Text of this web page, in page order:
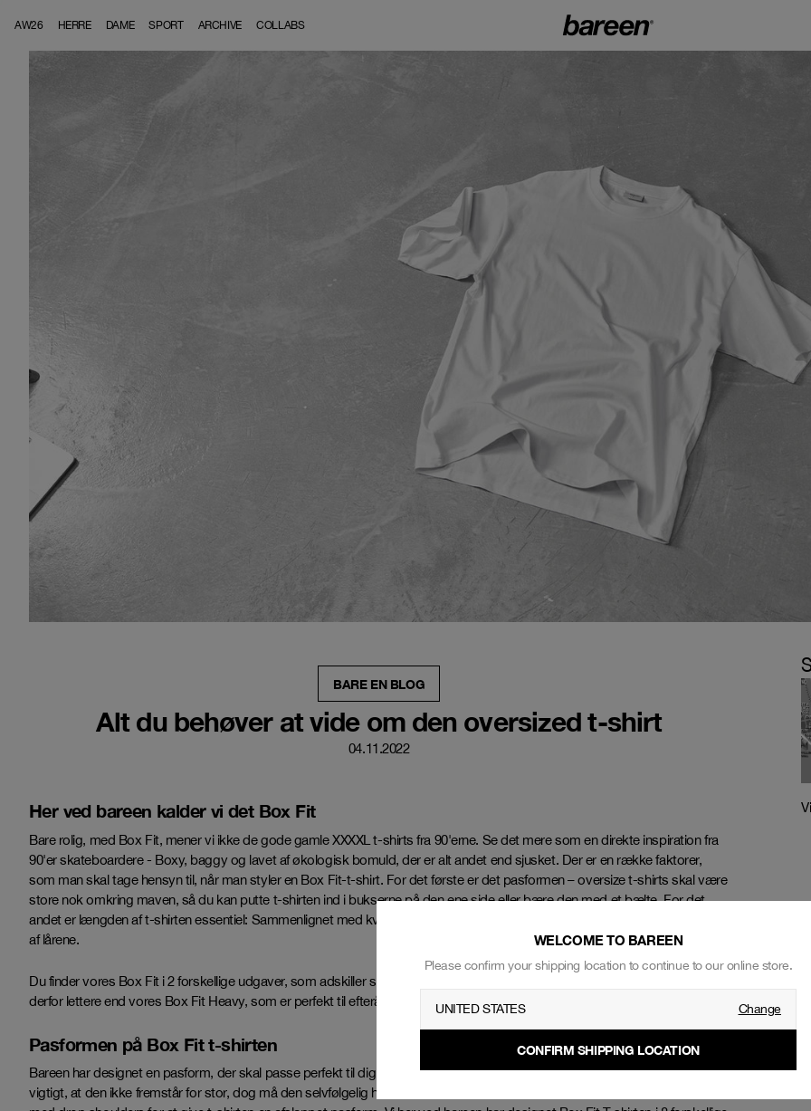
AW26 HERRE DAME SPORT ARCHIVE COLLABS
BARE EN BLOG
Alt du behøver at vide om den oversized t-shirt
04.11.2022
Her ved bareen kalder vi det Box Fit
Bare rolig, med Box Fit, mener vi ikke de gode gamle XXXXL t-shirts fra 90'erne. Se det mere som en direkte inspiration fra
90'er skateboardere - Boxy, baggy og lavet af økologisk bomuld, der er alt andet end sjusket. Der er en række faktorer,
som man skal tage hensyn til, når man styler en Box Fit-t-shirt. For det første er det pasformen – oversize t-shirts skal være
store nok omkring maven, så du kan putte t-shirten ind i bukserne på den ene side eller bære den med et bælte. For det
andet er længden af ​​t-shirten essentiel: Sammenlignet med kvinders t-shirts, skal vores Box-Fit t-shirt falde til begyndelsen
af ​​lårene.
Du finder vores Box Fit i 2 forskellige udgaver, som adskiller sig i stoffet. Box Fit Light er lavet af mindre bomuld og virker
derfor lettere end vores Box Fit Heavy, som er perfekt til efteråret og vinteren.
Pasformen på Box Fit t-shirten
Bareen har designet en pasform, der skal passe perfekt til dig. For selvom t-shirten skal have et oversized look, er det også
vigtigt, at den ikke fremstår for stor, dog må den selvfølgelig heller ikke sidde for stramt. Bareen’s Box Fit t-shirt er skåret
WELCOME TO BAREEN
Please confirm your shipping location to continue to our online store.
UNITED STATES Change
CONFIRM SHIPPING LOCATION